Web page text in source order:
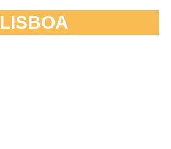
LISBOA